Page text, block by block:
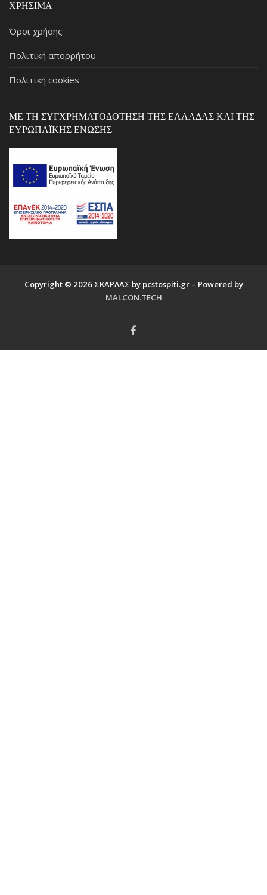
ΧΡΉΣΙΜΑ
Όροι χρήσης
Πολιτική απορρήτου
Πολιτική cookies
ΜΕ ΤΗ ΣΥΓΧΡΗΜΑΤΟΔΌΤΗΣΗ ΤΗΣ ΕΛΛΆΔΑΣ ΚΑΙ ΤΗΣ
ΕΥΡΩΠΑΪΚΉΣ ΈΝΩΣΗΣ
Copyright © 2026 ΣΚΑΡΛΑΣ by pcstospiti.gr – Powered by
MALCON.TECH